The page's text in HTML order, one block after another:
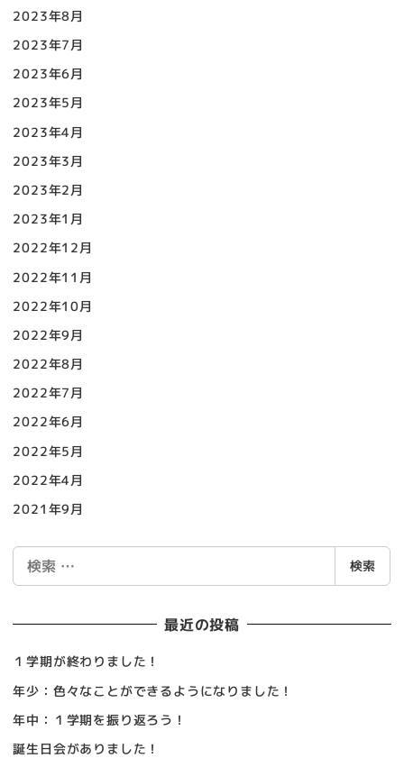
2023年8月
2023年7月
2023年6月
2023年5月
2023年4月
2023年3月
2023年2月
2023年1月
2022年12月
2022年11月
2022年10月
2022年9月
2022年8月
2022年7月
2022年6月
2022年5月
2022年4月
2021年9月
索
検索
最近の投稿
１学期が終わりました！
年少：色々なことができるようになりました！
年中：１学期を振り返ろう！
誕生日会がありました！